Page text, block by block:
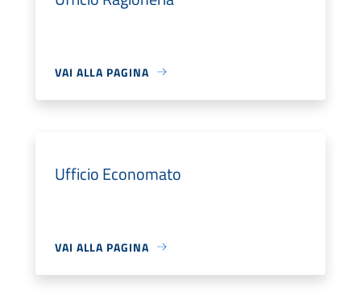
VAI ALLA PAGINA
Ufficio Economato
VAI ALLA PAGINA